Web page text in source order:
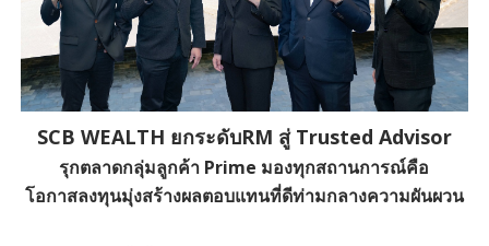
SCB WEALTH ยกระดับRM สู่ Trusted Advisor
รุกตลาดกลุ่มลูกค้า Prime มองทุกสถานการณ์คือ
โอกาสลงทุนมุ่งสร้างผลตอบแทนที่ดีท่ามกลางความผันผวน